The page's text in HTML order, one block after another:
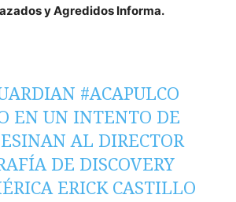
y Agredidos Informa.
#ACAPULCO
EN UN INTENTO DE
AL DIRECTOR
DE DISCOVERY
ERICK CASTILLO